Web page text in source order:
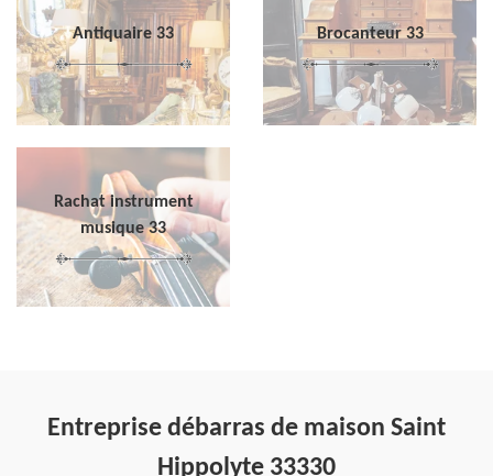
Antiquaire 33 Brocanteur 33
Rachat instrument
musique 33
Entreprise débarras de maison Saint
Hippolyte 33330